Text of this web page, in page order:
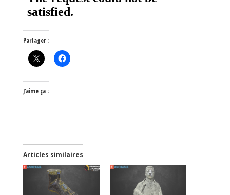
Partager :
J’aime ça :
Articles similaires